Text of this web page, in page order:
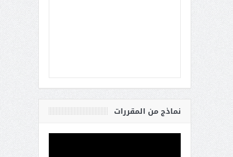
نماذج من المقررات